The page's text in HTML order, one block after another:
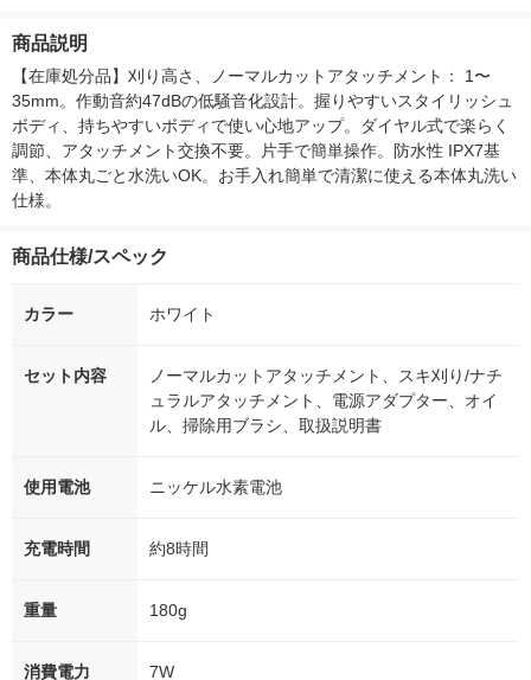
台
商品説明
【在庫処分品】刈り高さ、ノーマルカットアタッチメント： 1〜
35mm。作動音約47dBの低騒音化設計。握りやすいスタイリッシュ
ボディ、持ちやすいボディで使い心地アップ。ダイヤル式で楽らく
調節、アタッチメント交換不要。片手で簡単操作。防水性 IPX7基
準、本体丸ごと水洗いOK。お手入れ簡単で清潔に使える本体丸洗い
仕様。
商品仕様/スペック
カラー ホワイト
セット内容
ノーマルカットアタッチメント、スキ刈り/ナチ
ュラルアタッチメント、電源アダプター、オイ
ル、掃除用ブラシ、取扱説明書
使用電池 ニッケル水素電池
充電時間 約8時間
重量 180g
消費電力 7W